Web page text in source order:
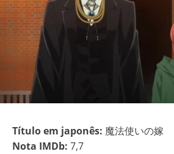
Título em japonês: 魔法使いの嫁
Nota IMDb: 7,7